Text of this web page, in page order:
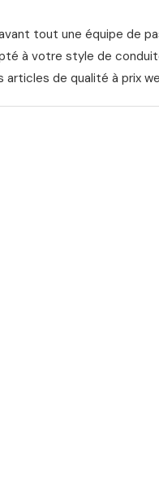
tout une équipe de
à votre style de
articles de qualité à prix